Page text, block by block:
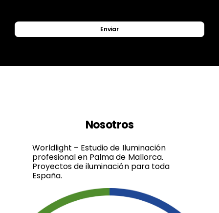
Enviar
Nosotros
Worldlight – Estudio de Iluminación
profesional en Palma de Mallorca.
Proyectos de iluminación para toda
España.